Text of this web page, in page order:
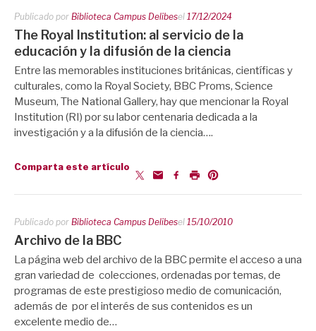
Publicado por Biblioteca Campus Delibesel 17/12/2024
The Royal Institution: al servicio de la
educación y la difusión de la ciencia
Entre las memorables instituciones británicas, científicas y
culturales, como la Royal Society, BBC Proms, Science
Museum, The National Gallery, hay que mencionar la Royal
Institution (RI) por su labor centenaria dedicada a la
investigación y a la difusión de la ciencia….
Comparta este artículo
Publicado por Biblioteca Campus Delibesel 15/10/2010
Archivo de la BBC
La página web del archivo de la BBC permite el acceso a una
gran variedad de colecciones, ordenadas por temas, de
programas de este prestigioso medio de comunicación,
además de por el interés de sus contenidos es un
excelente medio de…